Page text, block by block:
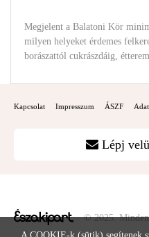
Megjelent a Balatoni Kör
milyen helyeket érdemes
borászattól cukrászdáig,
Kapcsolat Impresszum ÁSZF
Lépj
© 2025.